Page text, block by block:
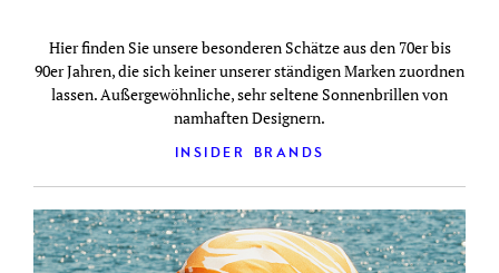
Hier finden Sie unsere besonderen Schätze aus den 70er bis
90er Jahren, die sich keiner unserer ständigen Marken zuordnen
lassen. Außergewöhnliche, sehr seltene Sonnenbrillen von
namhaften Designern.
INSIDER BRANDS